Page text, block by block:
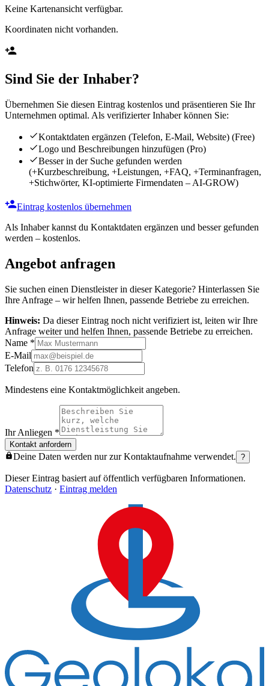
Keine Kartenansicht verfügbar.
Koordinaten nicht vorhanden.
Sind Sie der Inhaber?
Übernehmen Sie diesen Eintrag kostenlos und präsentieren Sie Ihr
Unternehmen optimal. Als verifizierter Inhaber können Sie:
Kontaktdaten ergänzen (Telefon, E-Mail, Website) (Free)
Logo und Beschreibungen hinzufügen (Pro)
Besser in der Suche gefunden werden
(+Kurzbeschreibung, +Leistungen, +FAQ, +Terminanfragen,
+Stichwörter, KI-optimierte Firmendaten – AI-GROW)
Eintrag kostenlos übernehmen
Als Inhaber kannst du Kontaktdaten ergänzen und besser gefunden
werden – kostenlos.
Angebot anfragen
Sie suchen einen Dienstleister in dieser Kategorie? Hinterlassen Sie
Ihre Anfrage – wir helfen Ihnen, passende Betriebe zu erreichen.
Hinweis: Da dieser Eintrag noch nicht verifiziert ist, leiten wir Ihre
Anfrage weiter und helfen Ihnen, passende Betriebe zu erreichen.
Name *
E-Mail
Telefon
Mindestens eine Kontaktmöglichkeit angeben.
Ihr Anliegen *
Kontakt anfordern
Deine Daten werden nur zur Kontaktaufnahme verwendet. ?
Dieser Eintrag basiert auf öffentlich verfügbaren Informationen.
Datenschutz · Eintrag melden